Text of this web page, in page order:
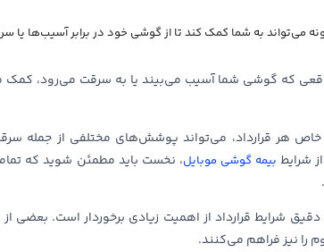
می‌تواند به شما کمک کند تا از گوشی خود در برابر آسیب‌ها یا
که گوشی شما آسیب می‌بیند یا به سرقت می‌رود، کمک
هر قرارداد، می‌تواند پوشش‌های مختلفی از جمله
شرایط بیمه گوشی موبایل، نخست باید مطمئن شوید که
دقیق شرایط قرارداد از اهمیت زیادی برخوردار است. بعضی
نیز فراهم می‌کنند.